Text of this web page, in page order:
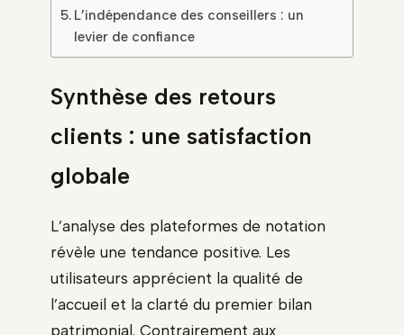
L’indépendance des conseillers : un
levier de confiance
Synthèse des retours
clients : une satisfaction
globale
L’analyse des plateformes de notation
révèle une tendance positive. Les
utilisateurs apprécient la qualité de
l’accueil et la clarté du premier bilan
patrimonial. Contrairement aux